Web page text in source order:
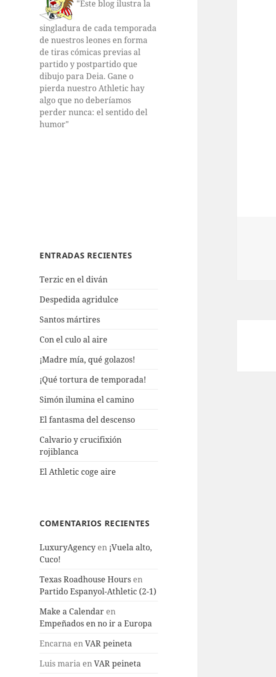
"Este blog ilustra la
singladura de cada temporada
de nuestros leones en forma
de tiras cómicas previas al
partido y postpartido que
dibujo para Deia. Gane o
pierda nuestro Athletic hay
algo que no deberíamos
perder nunca: el sentido del
humor"
ENTRADAS RECIENTES
Terzic en el diván
Despedida agridulce
Santos mártires
Con el culo al aire
¡Madre mía, qué golazos!
¡Qué tortura de temporada!
Simón ilumina el camino
El fantasma del descenso
Calvario y crucifixión
rojiblanca
El Athletic coge aire
COMENTARIOS RECIENTES
LuxuryAgency en ¡Vuela alto,
Cuco!
Texas Roadhouse Hours en
Partido Espanyol-Athletic (2-1)
Make a Calendar en
Empeñados en no ir a Europa
Encarna enVAR peineta
Luis maria enVAR peineta